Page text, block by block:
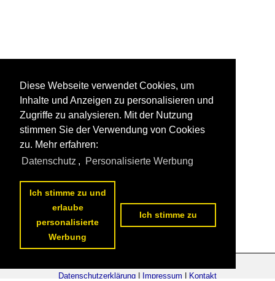
Datenschutzerklärung Impressum Kontakt
Diese Webseite verwendet Cookies, um
Inhalte und Anzeigen zu personalisieren und
Zugriffe zu analysieren. Mit der Nutzung
stimmen Sie der Verwendung von Cookies
zu. Mehr erfahren:
Datenschutz , Personalisierte Werbung
Ich stimme zu und
erlaube
personalisierte
Werbung
Ich stimme zu